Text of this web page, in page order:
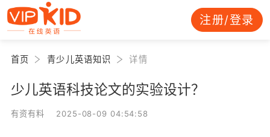
注册/登录
首页 青少儿英语知识 详情
少儿英语科技论文的实验设计？
有资有料 2025-08-09 04:54:58